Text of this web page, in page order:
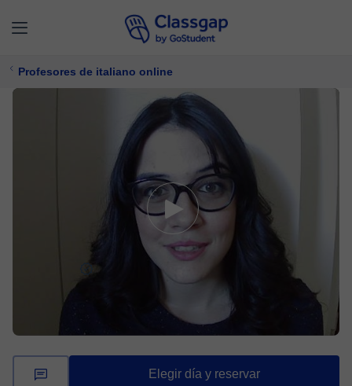
Profesores de italiano online
5,0 (14)
$ 24/clase
Elegir día y reservar